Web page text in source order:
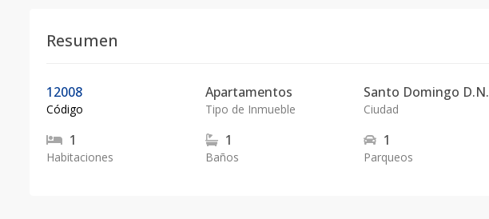
Resumen
12008
Código
Apartamentos
Tipo de Inmueble
Santo Domingo D.N.
Ciudad
1
Habitaciones
1
Baños
1
Parqueos